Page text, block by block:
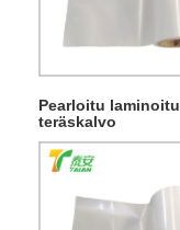
Pearloitu laminoitu
teräskalvo